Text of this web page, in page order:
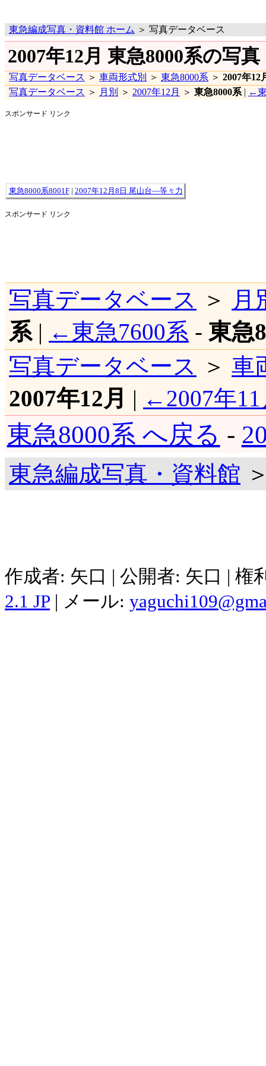
東急編成写真・資料館 ホーム ＞ 写真データベース
2007年12月 東急8000系の写真
写真データベース ＞ 車両形式別 ＞ 東急8000系 ＞ 2007年12
写真データベース ＞ 月別 ＞ 2007年12月 ＞ 東急8000系 | ←
スポンサード リンク
東急8000系8001F| 2007年12月8日 尾山台―等々力
スポンサード リンク
写真データベース ＞
月
系| ←東急7600系 - 東急
写真データベース
＞ 車
2007年12月 | ←2007年11
東急8000系 へ戻る -
東急編成写真・資料館
作成者: 矢口 | 公開者: 矢口 |
2.1 JP | メール: